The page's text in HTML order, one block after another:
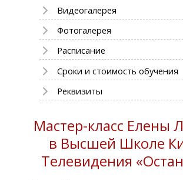
Видеогалерея
Фотогалерея
Расписание
Сроки и стоимость обучения
Реквизиты
Мастер-класс Елены
в Высшей Школе
Телевидения